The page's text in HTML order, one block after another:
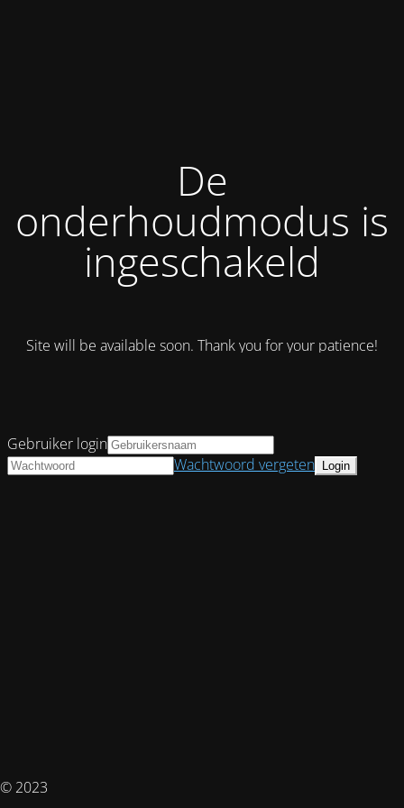
De
onderhoudmodus is
ingeschakeld
Site will be available soon. Thank you for your patience!
© 2023
Gebruiker login
Wachtwoord vergeten